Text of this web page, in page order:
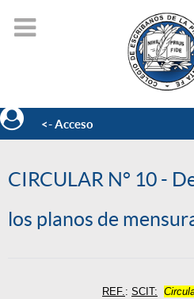
<- Acceso
CIRCULAR N° 10 -
los planos de
REF.: SCIT: